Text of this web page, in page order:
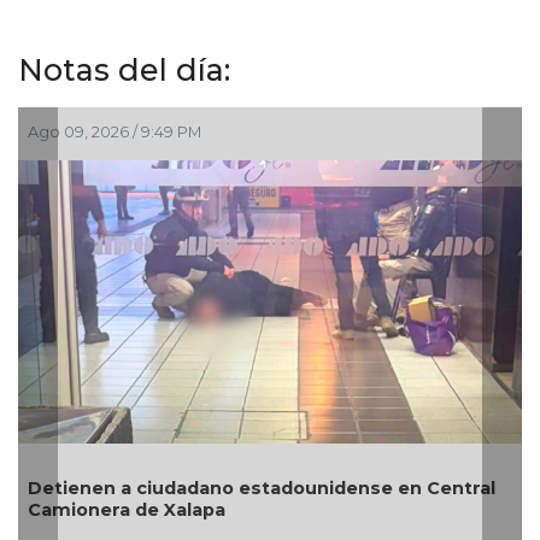
Notas del día:
Ago 09, 2026 / 3:01 PM
Revelan que Ángel Aguirre habría solicitado
desaparecer pruebas del caso Ayotzinapa
su sobrino “estaba al tanto”